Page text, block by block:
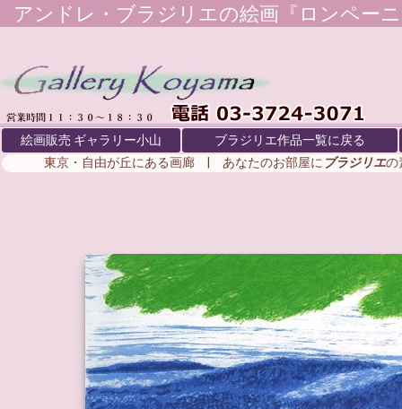
アンドレ・ブラジリエの絵画『ロンペー
絵画販売 ギャラリー小山
ブラジリエ作品一覧に戻る
東京・自由が丘にある画廊 | あなたのお部屋に ブラジリエの